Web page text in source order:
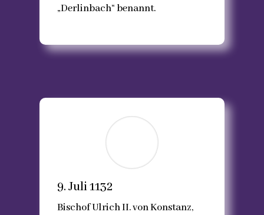
„Derlinbach“ benannt.
9. Juli 1132
Bischof Ulrich II. von Konstanz,